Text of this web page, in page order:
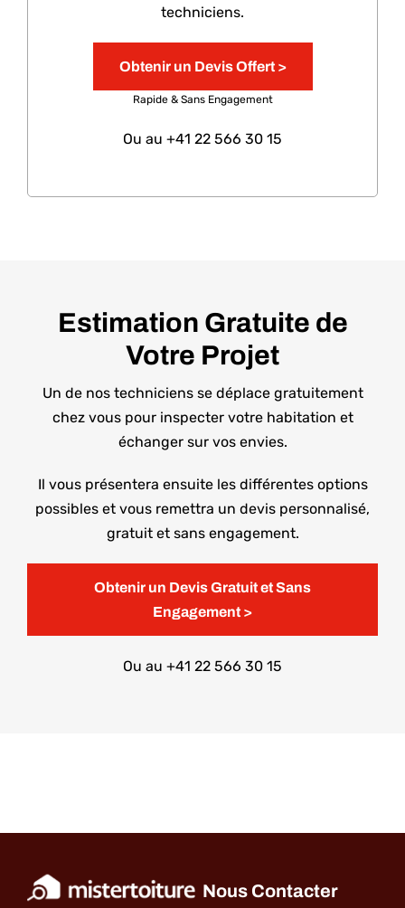
techniciens.
Obtenir un Devis Offert >
Rapide & Sans Engagement
Ou au +41 22 566 30 15
Estimation Gratuite de
Votre Projet
Un de nos techniciens se déplace gratuitement
chez vous pour inspecter votre habitation et
échanger sur vos envies.
Il vous présentera ensuite les différentes options
possibles et vous remettra un devis personnalisé,
gratuit et sans engagement.
Obtenir un Devis Gratuit et Sans
Engagement >
Ou au +41 22 566 30 15
Nous Contacter